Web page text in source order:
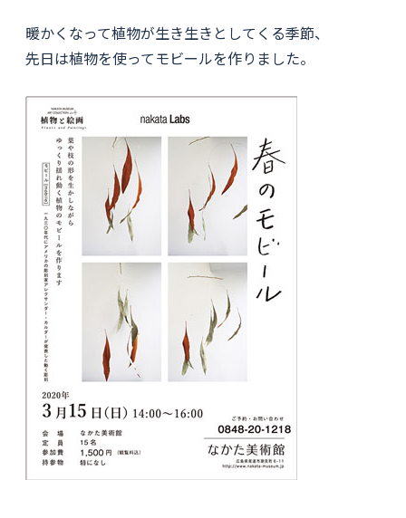
暖かくなって植物が生き生きとしてくる季節、
先日は植物を使ってモビールを作りました。